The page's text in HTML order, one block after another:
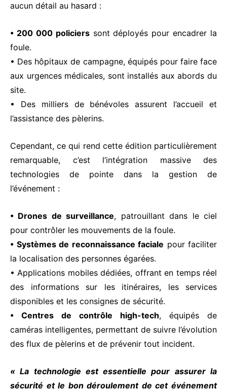
aucun détail au hasard :
• 200 000 policierssont déployés pour encadrer la
foule.
• Des hôpitaux de campagne, équipés pour faire face
aux urgences médicales, sont installés aux abords du
site.
• Des milliers de bénévoles assurent l’accueil et
l’assistance des pèlerins.
Cependant, ce qui rend cette édition particulièrement
remarquable, c’est l’intégration massive des
technologies de pointe dans la gestion de
l’événement :
• Drones de surveillance, patrouillant dans le ciel
pour contrôler les mouvements de la foule.
• Systèmes de reconnaissance faciale pour faciliter
la localisation des personnes égarées.
• Applications mobiles dédiées, offrant en temps réel
des informations sur les itinéraires, les services
disponibles et les consignes de sécurité.
• Centres de contrôle high-tech, équipés de
caméras intelligentes, permettant de suivre l’évolution
des flux de pèlerins et de prévenir tout incident.
« La technologie est essentielle pour assurer la
sécurité et le bon déroulement de cet événement